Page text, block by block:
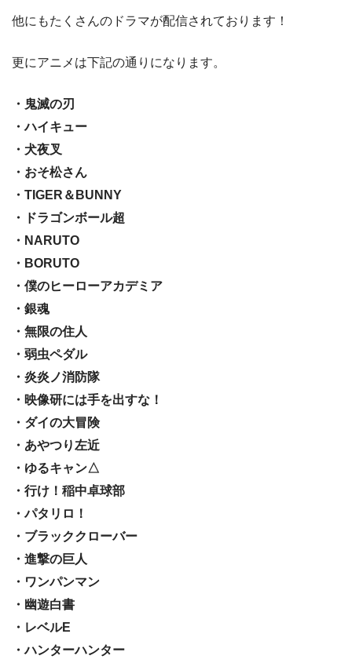
他にもたくさんのドラマが配信されております！
更にアニメは下記の通りになります。
・鬼滅の刃
・ハイキュー
・犬夜叉
・おそ松さん
・TIGER＆BUNNY
・ドラゴンボール超
・NARUTO
・BORUTO
・僕のヒーローアカデミア
・銀魂
・無限の住人
・弱虫ペダル
・炎炎ノ消防隊
・映像研には手を出すな！
・ダイの大冒険
・あやつり左近
・ゆるキャン△
・行け！稲中卓球部
・パタリロ！
・ブラッククローバー
・進撃の巨人
・ワンパンマン
・幽遊白書
・レベルE
・ハンターハンター